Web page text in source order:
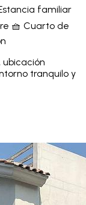
familiar
🧺 Cuarto de
tranquilo y